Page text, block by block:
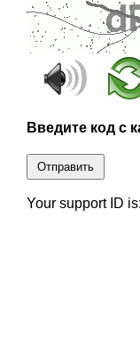
Введите код с
Отправить
Your support ID